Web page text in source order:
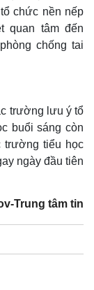
chức nền nếp
quan tâm đến
chống tai
trường lưu ý tổ
buổi sáng còn
trường tiểu học
ngày đầu tiên
Trung tâm tin